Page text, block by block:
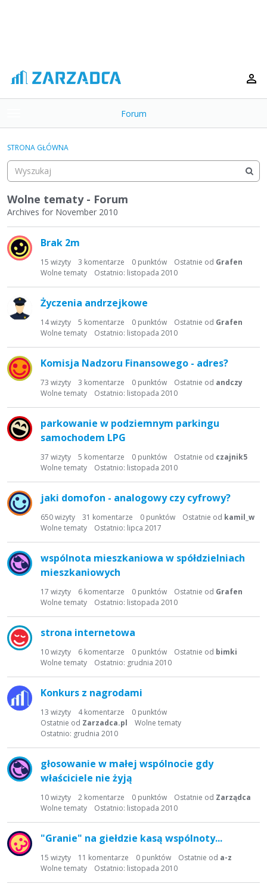
o
g
e
m
e
n
Forum
Kategorie
Dyskusje
Aktywność
STRONA GŁÓWNA
Wolne tematy - Forum
Archives for November 2010
i
s
a
y
u
s
y
a
Brak 2m
15 wizyty 3 komentarze 0 punktów Ostatnie od Grafen
Ostatnio: listopada 2010
Wolne tematy
Życzenia andrzejkowe
14wizyty 5 komentarze 0 punktów Ostatnie od Grafen
Ostatnio: listopada 2010
Wolne tematy
Komisja Nadzoru Finansowego - adres?
73 wizyty 3 komentarze 0 punktów Ostatnie od andczy
Ostatnio: listopada 2010
Wolne tematy
parkowanie w podziemnym parkingu
samochodem LPG
37 wizyty 5 komentarze 0 punktów Ostatnie od czajnik5
Ostatnio: listopada 2010
Wolne tematy
jaki domofon - analogowy czy cyfrowy?
650wizyty 31 komentarze 0 punktów Ostatnie od kamil_w
Ostatnio: lipca 2017
Wolne tematy
wspólnota mieszkaniowa w spółdzielniach
mieszkaniowych
17 wizyty 6 komentarze 0 punktów Ostatnie od Grafen
Ostatnio: listopada 2010
Wolne tematy
strona internetowa
10wizyty 6 komentarze 0 punktów Ostatnie od bimki
Ostatnio: grudnia 2010
Wolne tematy
Konkurs z nagrodami
13 wizyty 4komentarze 0 punktów
Ostatnie od Zarzadca.pl
Ostatnio: grudnia 2010
Wolne tematy
głosowanie w małej wspólnocie gdy
właściciele nie żyją
10wizyty 2 komentarze 0 punktów Ostatnie od Zarządca
Ostatnio: listopada 2010
Wolne tematy
"Granie" na giełdzie kasą wspólnoty...
15 wizyty 11 komentarze 0 punktów Ostatnie od a-z
Ostatnio: listopada 2010
Wolne tematy